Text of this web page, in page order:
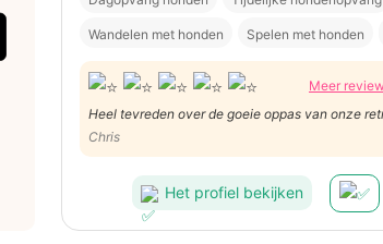
Wandelen met honden Spelen met honden
Meer
Heel tevreden over de goeie oppas van onze
Yippe. Warm, familiaal en rustig. Kortom: ons
heeft eveneens mogen genieten van een
verwenweekend op maat :-) Dankjewel!
Chris
Het profiel bekijken